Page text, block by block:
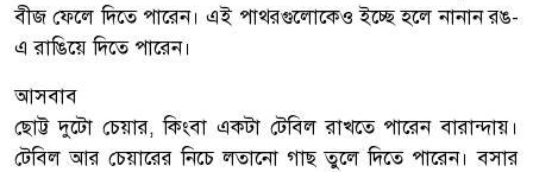
বীজ ফেলে দিতে পারেন। এই পাথরগুলোকেও ইচ্ছে হলে নানান রঙ-
এ রাঙিয়ে দিতে পারেন।
আসবাব
ছোট্ট দুটো চেয়ার, কিংবা একটা টেবিল রাখতে পারেন বারান্দায়।
টেবিল আর চেয়ারের নিচে লতানো গাছ তুলে দিতে পারেন। বসার